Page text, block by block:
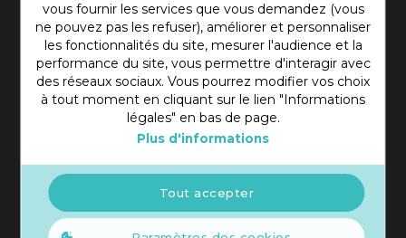
vous fournir les services que vous demandez (vous
ne pouvez pas les refuser), améliorer et personnaliser
les fonctionnalités du site, mesurer l'audience et la
performance du site, vous permettre d'interagir avec
des réseaux sociaux. Vous pourrez modifier vos choix
à tout moment en cliquant sur le lien "Informations
légales" en bas de page.
Plus d'informations
Tout accepter
Rue Mohamed Shim, Rbat Monastir 5000 Tunisie
+216 97 50 60 54
contact@ecoles.com.tn